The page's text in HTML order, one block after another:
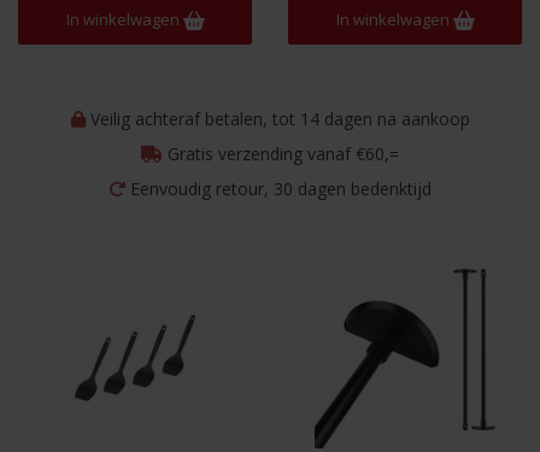
In winkelwagen In winkelwagen
Veilig achteraf betalen, tot 14 dagen na aankoop
Gratis verzending vanaf €60,=
Eenvoudig retour, 30 dagen bedenktijd